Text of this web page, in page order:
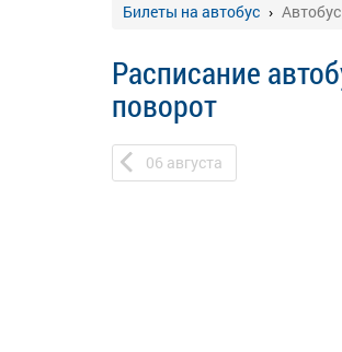
Билеты на автобус
Расписание
поворот
06 августа